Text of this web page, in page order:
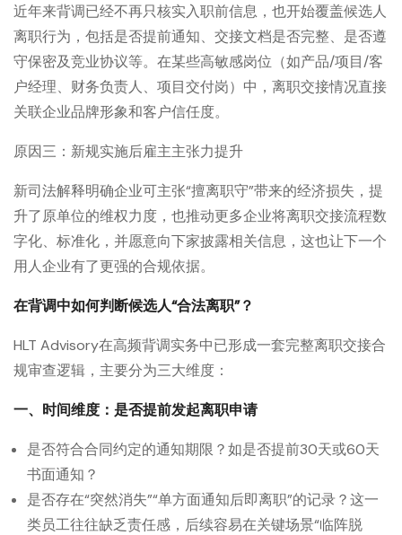
近年来背调已经不再只核实入职前信息，也开始覆盖候选人
离职行为，包括是否提前通知、交接文档是否完整、是否遵
守保密及竞业协议等。在某些高敏感岗位（如产品/项目/客
户经理、财务负责人、项目交付岗）中，离职交接情况直接
关联企业品牌形象和客户信任度。
原因三：新规实施后雇主主张力提升
新司法解释明确企业可主张“擅离职守”带来的经济损失，提
升了原单位的维权力度，也推动更多企业将离职交接流程数
字化、标准化，并愿意向下家披露相关信息，这也让下一个
用人企业有了更强的合规依据。
在背调中如何判断候选人“合法离职”？
HLT Advisory在高频背调实务中已形成一套完整离职交接合
规审查逻辑，主要分为三大维度：
一、时间维度：是否提前发起离职申请
是否符合合同约定的通知期限？如是否提前30天或60天
书面通知？
是否存在“突然消失”“单方面通知后即离职”的记录？这一
类员工往往缺乏责任感，后续容易在关键场景“临阵脱